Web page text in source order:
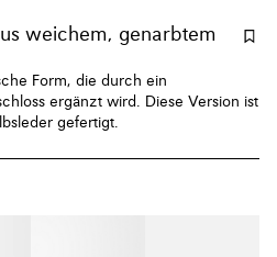
weichem, genarbtem
Form, die durch ein
ergänzt wird. Diese Version ist
gefertigt.